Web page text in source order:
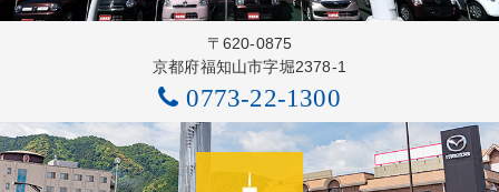
〒620-0875
京都府福知山市字堀2378-1
0773-22-1300